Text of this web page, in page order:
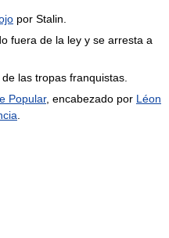
por Stalin.
fuera de la ley y se arresta a
las tropas franquistas.
Popular, encabezado por Léon